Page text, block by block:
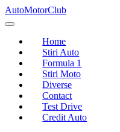
Skip
to
AutoMotorClub
Totul
masini
pasionatii
masini
Home
Stiri Auto
Formula 1
Stiri Moto
Diverse
Contact
Test Drive
Credit Auto